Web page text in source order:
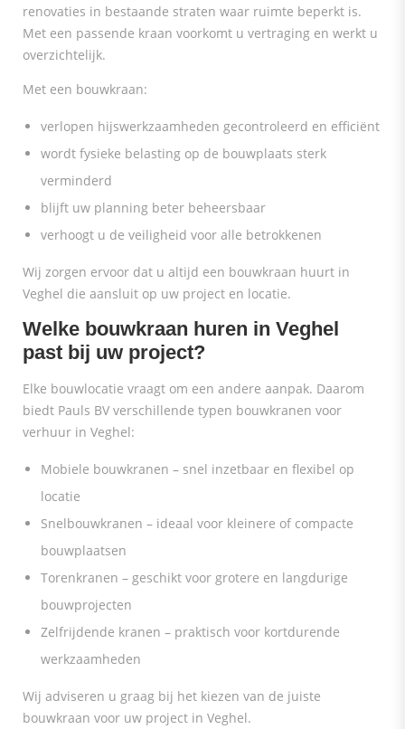
renovaties in bestaande straten waar ruimte beperkt is.
Met een passende kraan voorkomt u vertraging en werkt u
overzichtelijk.
Met een bouwkraan:
verlopen hijswerkzaamheden gecontroleerd en efficiënt
wordt fysieke belasting op de bouwplaats sterk
verminderd
blijft uw planning beter beheersbaar
verhoogt u de veiligheid voor alle betrokkenen
Wij zorgen ervoor dat u altijd een bouwkraan huurt in
Veghel die aansluit op uw project en locatie.
Welke bouwkraan huren in Veghel
past bij uw project?
Elke bouwlocatie vraagt om een andere aanpak. Daarom
biedt Pauls BV verschillende typen bouwkranen voor
verhuur in Veghel:
Mobiele bouwkranen – snel inzetbaar en flexibel op
locatie
Snelbouwkranen – ideaal voor kleinere of compacte
bouwplaatsen
Torenkranen – geschikt voor grotere en langdurige
bouwprojecten
Zelfrijdende kranen – praktisch voor kortdurende
werkzaamheden
Wij adviseren u graag bij het kiezen van de juiste
bouwkraan voor uw project in Veghel.